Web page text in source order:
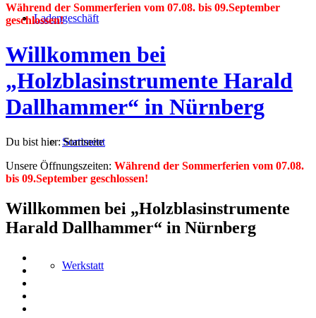
Ladengeschäft
Sortiment
Werkstatt
Während der Sommerferien vom 07.08. bis 09.September
geschlossen!
Willkommen bei
„Holzblasinstrumente Harald
Dallhammer“ in Nürnberg
Du bist hier: Startseite
Unsere Öffnungszeiten: Während der Sommerferien vom 07.08.
bis 09.September geschlossen!
Willkommen bei „Holzblasinstrumente
Harald Dallhammer“ in Nürnberg